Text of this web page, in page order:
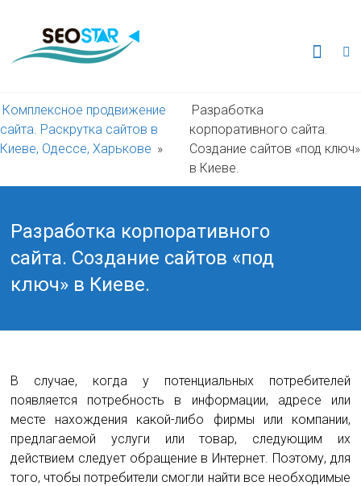
содержимому
Комплексное
сайта.
Раскрутка
сайтов
в
Киеве,
цель
—
продвижение
вашего
САЙТА.
Ваша
цель
Комплексное продвижение
сайта. Раскрутка сайтов в
Киеве, Одессе, Харькове »
Разработка
корпоративного сайта.
Создание сайтов «под ключ»
в Киеве.
Разработка корпоративного
сайта. Создание сайтов «под
ключ» в Киеве.
В случае, когда у потенциальных потребителей
появляется потребность в информации, адресе или
месте нахождения какой-либо фирмы или компании,
предлагаемой услуги или товар, следующим их
действием следует обращение в Интернет. Поэтому, для
того, чтобы потребители смогли найти все необходимые